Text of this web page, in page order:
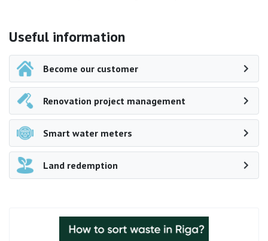
Side navigation
Useful information
Become our customer
Renovation project management
Smart water meters
Land redemption